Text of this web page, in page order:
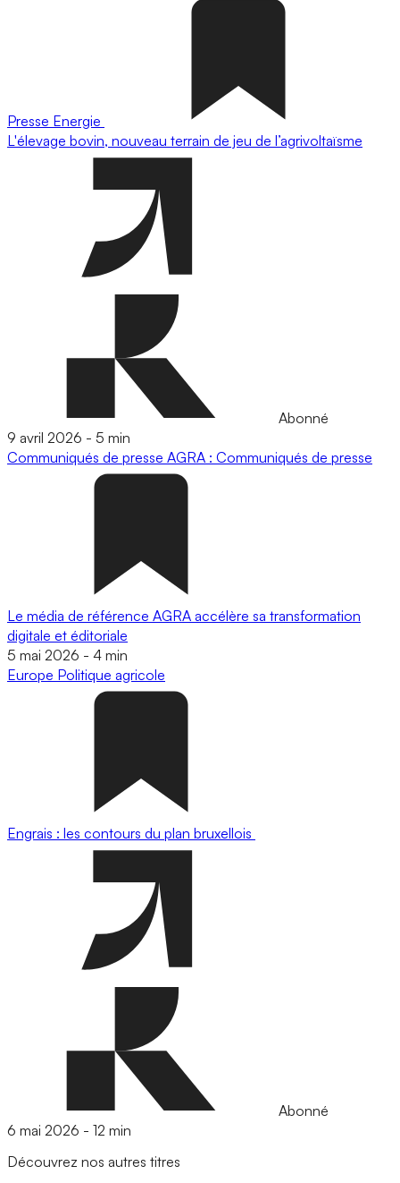
Presse Energie
L'élevage bovin, nouveau terrain de jeu de l’agrivoltaïsme
Abonné
9 avril 2026 - 5 min
Communiqués de presse AGRA : Communiqués de presse
Le média de référence AGRA accélère sa transformation
digitale et éditoriale
5 mai 2026 - 4 min
Europe Politique agricole
Engrais : les contours du plan bruxellois
Abonné
6 mai 2026 - 12 min
Découvrez nos autres titres